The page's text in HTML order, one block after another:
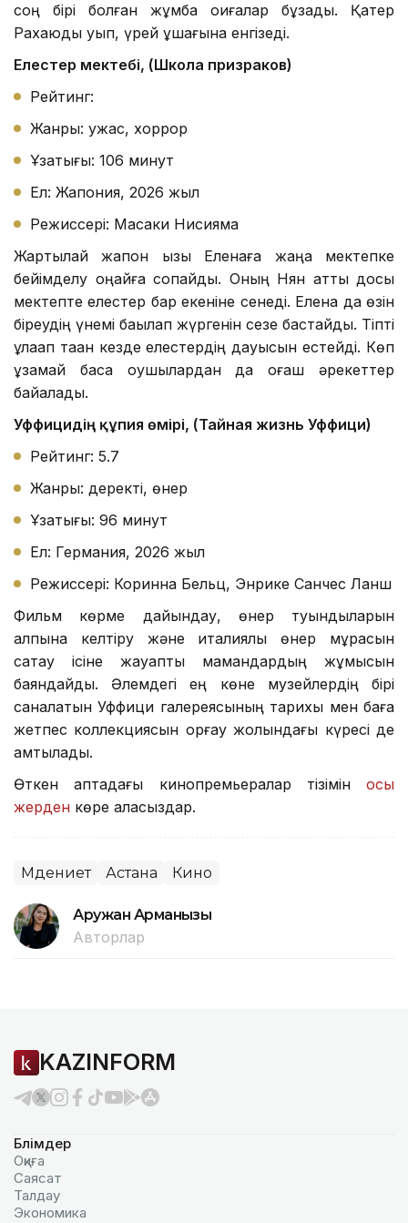
соң бірі болған жұмбақ оқиғалар бұзады. Қатер
Рахаюды қуып, үрей құшағына енгізеді.
Елестер мектебі, (Школа призраков)
Рейтинг:
Жанры: ужас, хоррор
Ұзақтығы: 106 минут
Ел: Жапония, 2026 жыл
Режиссері: Масаки Нисияма
Жартылай жапон қызы Еленаға жаңа мектепке
бейімделу оңайға соқпайды. Оның Нян атты досы
мектепте елестер бар екеніне сенеді. Елена да өзін
біреудің үнемі бақылап жүргенін сезе бастайды. Тіпті
құлаққап таққан кезде елестердің дауысын естейді. Көп
ұзамай басқа оқушылардан да оғаш әрекеттер
байқалады.
Уффицидің құпия өмірі, (Тайная жизнь Уффици)
Рейтинг: 5.7
Жанры: деректі, өнер
Ұзақтығы: 96 минут
Ел: Германия, 2026 жыл
Режиссері: Коринна Бельц, Энрике Санчес Ланш
Фильм көрме дайындау, өнер туындыларын
қалпына келтіру және италиялық өнер мұрасын
сақтау ісіне жауапты мамандардың жұмысын
баяндайды. Әлемдегі ең көне музейлердің бірі
саналатын Уффици галереясының тарихы мен баға
жетпес коллекциясын қорғау жолындағы күресі де
қамтылады.
Өткен аптадағы кинопремьералар тізімін осы
жерден көре аласыздар.
Мәдениет Астана Кино
Аружан Арманқызы
Авторлар
KAZINFORM
Бөлімдер
Оқиға
Саясат
Талдау
Экономика